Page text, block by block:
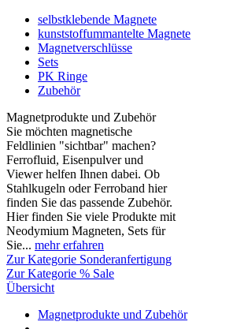
selbstklebende Magnete
kunststoffummantelte Magnete
Magnetverschlüsse
Sets
PK Ringe
Zubehör
Magnetprodukte und Zubehör
Sie möchten magnetische
Feldlinien "sichtbar" machen?
Ferrofluid, Eisenpulver und
Viewer helfen Ihnen dabei. Ob
Stahlkugeln oder Ferroband hier
finden Sie das passende Zubehör.
Hier finden Sie viele Produkte mit
Neodymium Magneten, Sets für
Sie... mehr erfahren
Zur Kategorie Sonderanfertigung
Zur Kategorie % Sale
Übersicht
Magnetprodukte und Zubehör